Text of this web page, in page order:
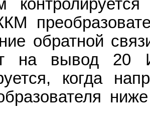
обратной
на вывод 20
когда